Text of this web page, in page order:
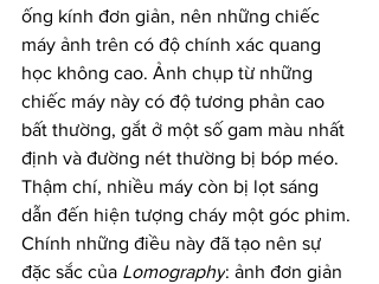
ống kính đơn giản, nên những chiếc
máy ảnh trên có độ chính xác quang
học không cao. Ảnh chụp từ những
chiếc máy này có độ tương phản cao
bất thường, gắt ở một số gam màu nhất
định và đường nét thường bị bóp méo.
Thậm chí, nhiều máy còn bị lọt sáng
dẫn đến hiện tượng cháy một góc phim.
Chính những điều này đã tạo nên sự
đặc sắc của Lomography: ảnh đơn giản